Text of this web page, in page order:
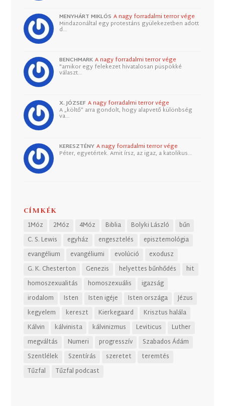
MENYHÁRT MIKLÓS A nagy forradalmi terror vége
Mindazonáltal egy protestáns gyülekezetben adott
d…
BENCHMARK A nagy forradalmi terror vége
"amikor egy felekezet hivatalosan püspökké
választ…
X. JÓZSEF A nagy forradalmi terror vége
A „költő” arra gondolt, hogy alapvető különbség
va…
KERESZTÉNY A nagy forradalmi terror vége
Péter, egyetértek. Amit írsz, az igaz, a katolikus…
CÍMKÉK
1Móz 2Móz 4Móz Biblia Bolyki László
bűn
C. S. Lewis
egyház engesztelés
episztemológia
evangélium
evangéliumi evolúció
exodusz
G. K. Chesterton
Genezis helyettes bűnhődés
hit
homoszexualitás
homoszexuális
igazság
irodalom
Isten Isten igéje Isten országa
Jézus
kegyelem
kereszt Kierkegaard
Krisztus halála
Kálvin
kálvinista kálvinizmus Leviticus
Luther
megváltás
Numeri progresszív
Szabados Ádám
Szentlélek
Szentírás szeretet
teremtés
Tűzfal
Tűzfal podcast